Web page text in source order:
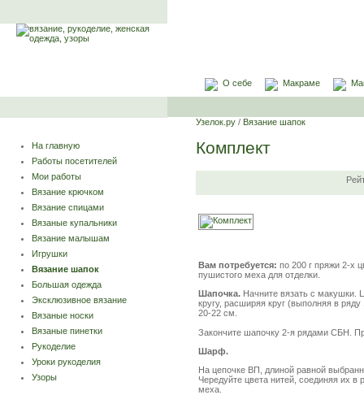
О себе Макраме
На главную
Работы посетителей
Мои работы
Вязание крючком
Вязание спицами
Вязаные купальники
Вязание малышам
Игрушки
Вязание шапок
Большая одежда
Эксклюзивное вязание
Вязаные носки
Вязаные пинетки
Рукоделие
Уроки рукоделия
Узоры
Узелок.ру / Вязание шапок
Комплект
Вам потребуется: по 200 г пряжи 2-х
пушистого меха для отделки.
Шапочка. Начните вязать с макушки.
кругу, расширяя круг (выполняя в
20-22 см.
Закончите шапочку 2-я рядами СБН.
Шарф.
На цепочке ВП, длиной равной
Чередуйте цвета нитей, соединяя их
меха.